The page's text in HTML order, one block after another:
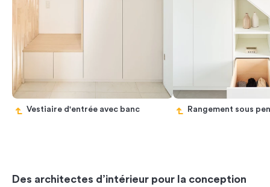
Vestiaire d'entrée avec banc Rangement sous
Des architectes d’intérieur pour la conception